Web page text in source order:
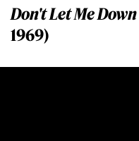
Don't Let Me Down
1969)